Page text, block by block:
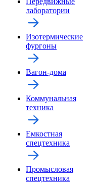
лаборатории
Изотермические
фургоны
Вагон-дома
Коммунальная
техника
Емкостная
спецтехника
Промысловая
спецтехника